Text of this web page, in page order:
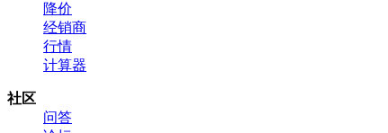
降价
经销商
行情
计算器
社区
问答